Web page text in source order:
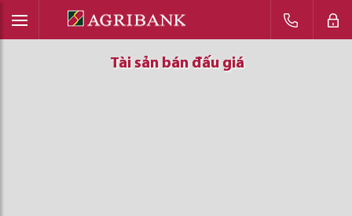
Tài sản bán đấu giá
Tài sản bán đấu giá
Tài sản bán đấu giá